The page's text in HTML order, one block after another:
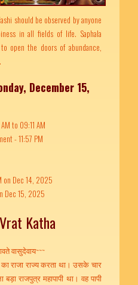
should be observed by anyone
in all fields of life. Saphala
open the doors of abundance,
December 15,
to 09:11 AM
- 11:57 PM
on Dec 14, 2025
Dec 15, 2025
Katha
वासुदेवाय~~~
का राजा राज्य करता था। उसके चार
राजपुत्र महापापी था। वह पापी